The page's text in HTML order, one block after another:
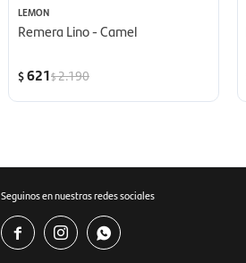
LEMON
Remera Lino - Camel
$621$2.190
Seguinos en nuestras redes sociales
  